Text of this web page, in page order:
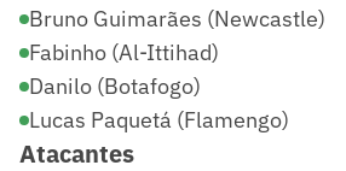
Bruno Guimarães (Newcastle)
Fabinho (Al-Ittihad)
Danilo (Botafogo)
Lucas Paquetá (Flamengo)
Atacantes